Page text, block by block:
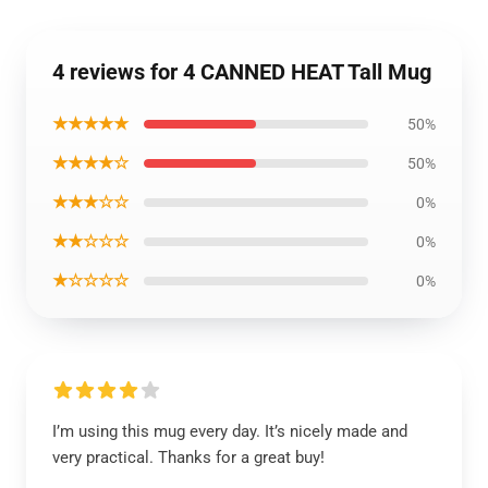
4 reviews for 4 CANNED HEAT Tall Mug
★★★★★ 50%
★★★★☆ 50%
★★★☆☆ 0%
★★☆☆☆ 0%
★☆☆☆☆ 0%
I’m using this mug every day. It’s nicely made and
very practical. Thanks for a great buy!